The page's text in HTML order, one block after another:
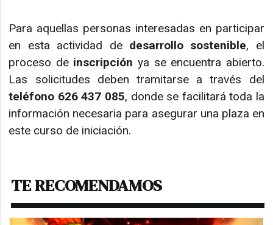
Para aquellas personas interesadas en participar
en esta actividad de desarrollo sostenible, el
proceso de inscripción ya se encuentra abierto.
Las solicitudes deben tramitarse a través del
teléfono 626 437 085, donde se facilitará toda la
información necesaria para asegurar una plaza en
este curso de iniciación.
TE RECOMENDAMOS